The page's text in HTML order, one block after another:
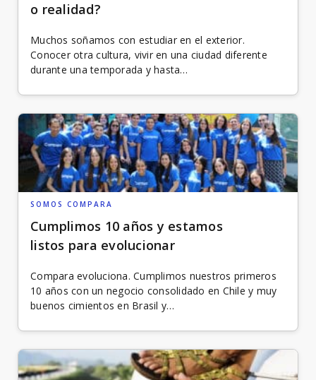
o realidad?
Muchos soñamos con estudiar en el exterior.
Conocer otra cultura, vivir en una ciudad diferente
durante una temporada y hasta…
SOMOS COMPARA
Cumplimos 10 años y estamos
listos para evolucionar
Compara evoluciona. Cumplimos nuestros primeros
10 años con un negocio consolidado en Chile y muy
buenos cimientos en Brasil y…